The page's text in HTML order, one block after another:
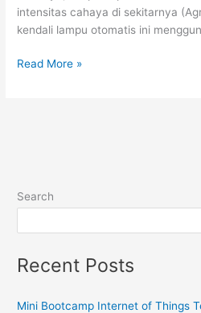
intensitas cahaya di sekitarnya
kendali lampu otomatis ini
Read More »
Search
Recent Posts
Mini Bootcamp Internet of Things